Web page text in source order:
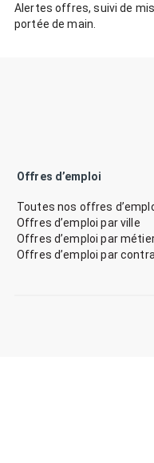
Alertes offres, suivi de
portée de main.
Offres d’emploi
Toutes nos offres
Offres d’emploi par ville
Offres d’emploi par
Offres d’emploi par